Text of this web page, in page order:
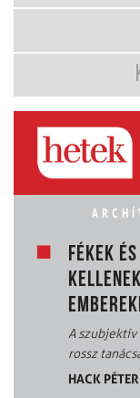
FÉKEK
A szubjektív
rossz
HACK PÉTER